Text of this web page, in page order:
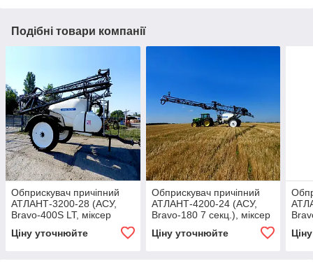
Подібні товари компанії
Обприскувач причіпний
АТЛАНТ-3200-28 (АСУ,
Bravo-400S LT, міксер
панель управл.)
Ціну уточнюйте
Обприскувач причіпний
АТЛАНТ-4200-24 (АСУ,
Bravo-180 7 секц.), міксер
панель управл.)
Ціну уточнюйте